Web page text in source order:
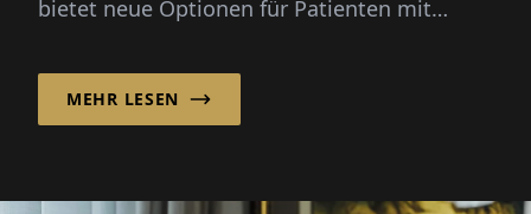
bietet neue Optionen für Patienten mit
schweren...
MEHR LESEN